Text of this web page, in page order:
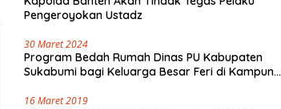
Pengeroyokan Ustadz
30 Maret 2024
Program Bedah Rumah Dinas PU Kabupaten
Sukabumi bagi Keluarga Besar Feri di Kampung
16 Maret 2019